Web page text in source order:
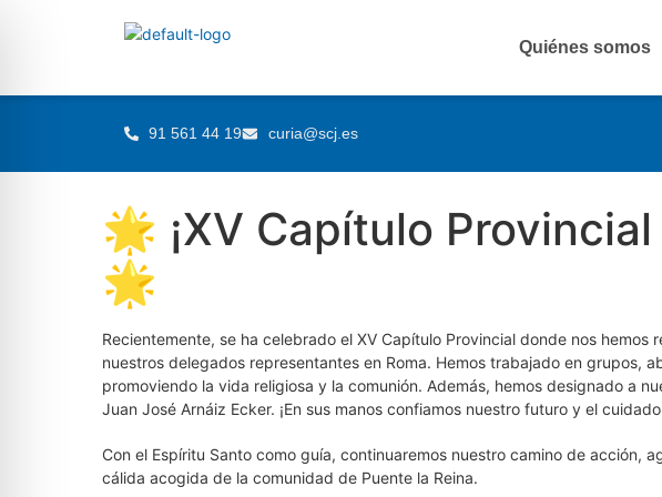
91 561 44 19 curia@scj.es
Quiénes somos
🌟 ¡XV Capítulo
🌟
Recientemente, se ha celebrado el XV Capítulo Provincial donde nos hemos
nuestros delegados representantes en Roma. Hemos trabajado en grupos,
promoviendo la vida religiosa y la comunión. Además, hemos designado a
Juan José Arnáiz Ecker. ¡En sus manos confiamos nuestro futuro y el
Con el Espíritu Santo como guía, continuaremos nuestro camino de acción,
cálida acogida de la comunidad de Puente la Reina.